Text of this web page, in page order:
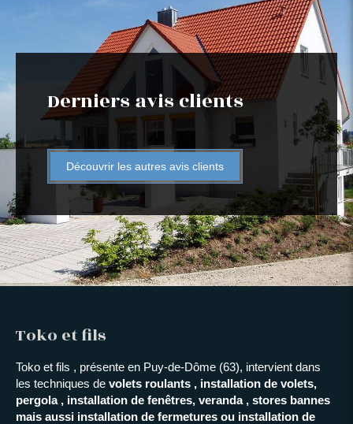
Derniers avis clients
Découvrir les autres avis clients
Toko et fils
Toko et fils , présente en Puy-de-Dôme (63), intervient dans
les techniques de volets roulants , installation de volets,
pergola , installation de fenêtres, veranda , stores bannes
mais aussi installation de fermetures ou installation de